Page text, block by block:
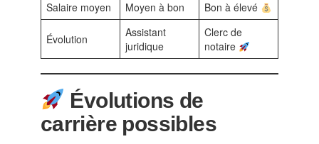
Salaire moyen Moyen à bon Bon à élevé
Évolution
Assistant
juridique
Clerc de
notaire
Évolutions de
carrière possibles